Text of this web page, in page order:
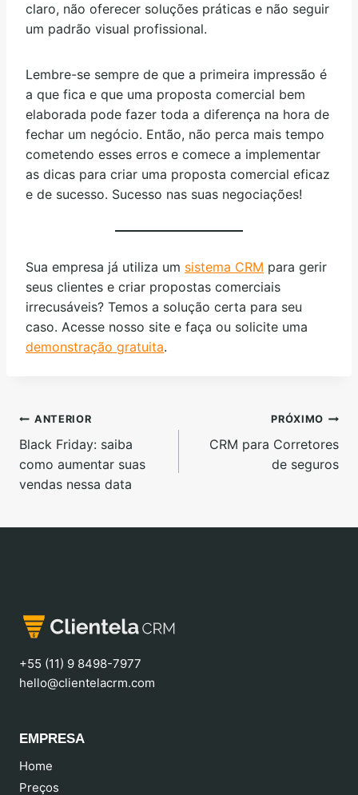
claro, não oferecer soluções práticas e não seguir
um padrão visual profissional.
Lembre-se sempre de que a primeira impressão é
a que fica e que uma proposta comercial bem
elaborada pode fazer toda a diferença na hora de
fechar um negócio. Então, não perca mais tempo
cometendo esses erros e comece a implementar
as dicas para criar uma proposta comercial eficaz
e de sucesso. Sucesso nas suas negociações!
Sua empresa já utiliza um sistema CRM para gerir
seus clientes e criar propostas comerciais
irrecusáveis? Temos a solução certa para seu
caso. Acesse nosso site e faça ou solicite uma
demonstração gratuita.
ANTERIOR
Black Friday: saiba
como aumentar suas
vendas nessa data
PRÓXIMO
CRM para Corretores
de seguros
+55 (11) 9 8498-7977
hello@clientelacrm.com
EMPRESA
Home
Preços